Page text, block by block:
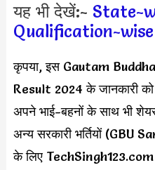
यह भी देखें:- State-
Qualification-wise
कृपया, इस Gautam
Result 2024 के जानकारी
अपने भाई-बहनों के साथ भी
अन्य सरकारी भर्तियों (GBU
के लिए TechSingh123.com